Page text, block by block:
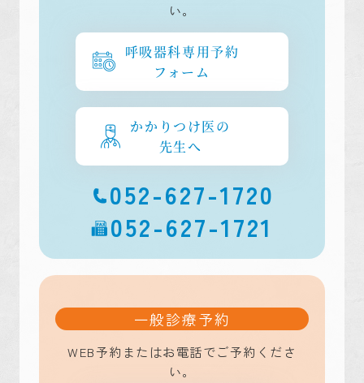
い。
呼吸器科専用予約
フォーム
かかりつけ医の
先生へ
052-627-1720
052-627-1721
一般診療予約
WEB予約またはお電話でご予約くださ
い。